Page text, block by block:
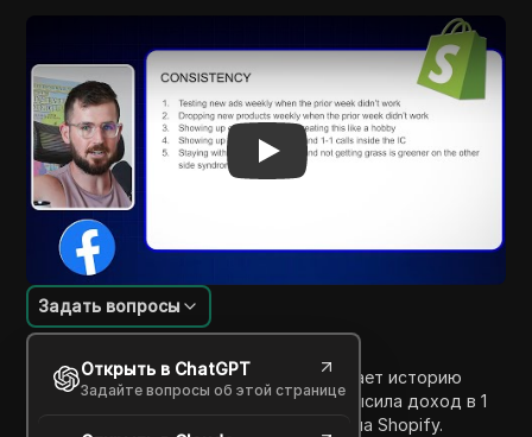
$1 миллион в год с помощью рекламы
Введение в содержание
Задать вопросы
Открыть в ChatGPT
Задайте вопросы об этой странице
В этом видео выступающий подчеркивает историю
успеха студентки, которая за год превысила доход в 1
миллион долларов через свой магазин на Shopify.